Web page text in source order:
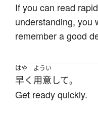
If you can read
understanding, you
remember a good
はや
早く
ようい
用意 して。
Get ready quickly.